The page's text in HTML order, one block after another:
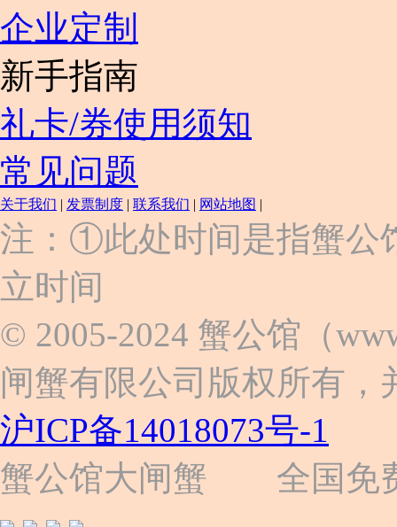
企业定制
新手指南
礼卡/券使用须知
常见问题
关于我们 | 发票制度 | 联系我们 | 网站地图 |
上
海
市
浦
东
区
杨
路
号
（靠
近
苗
圃
路）
注：①此处时间是指蟹公
立时间
© 2005-2024 蟹公馆（
闸蟹有限公司版权所有，
沪ICP备14018073号-1
蟹公馆大闸蟹 全国免费